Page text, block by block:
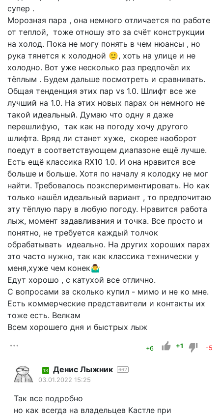
супер .
Морозная пара , она немного отличается по работе
от теплой, тоже отношу это за счёт конструкции
на холод. Пока не могу понять в чем нюансы , но
рука тянется к холодной 🙂, хоть на улице и не
холодно. Вот уже несколько раз предпочёл их
тёплым . Будем дальше посмотреть и сравнивать.
Общая тенденция этих пар vs 1.0. Шлифт все же
лучший на 1.0. На этих новых парах он немного не
такой идеальный. Думаю что одну я даже
перешлифую, так как на погоду хочу другого
шлифта. Вряд ли станет хуже, скорее наоборот
поедут в соответствующем диапазоне ещё лучше.
Есть ещё классика RX10 1.0. И она нравится все
больше и больше. Хотя по началу я колодку не мог
найти. Требовалось поэкспериментировать. Но как
только нашёл идеальный вариант , то предпочитаю
эту тёплую пару в любую погоду. Нравится работа
лыж, момент задавливания и точка. Все просто и
понятно, не требуется каждый толчок
обрабатывать идеально. На других хороших парах
это часто нужно, так как классика технически у
меня,хуже чем конек🤷‍♂️
Едут хорошо , с катухой все отлично.
С вопросами за сколько купил - мимо и не ко мне.
Есть коммерческие представители и контакты их
тоже есть. Велкам
Всем хорошего дня и быстрых лыж
+6 +1 -5
13 Денис Лыжник 662
03.01.2022 15:25
Так все подробно
но как всегда на владельцев Кастле при